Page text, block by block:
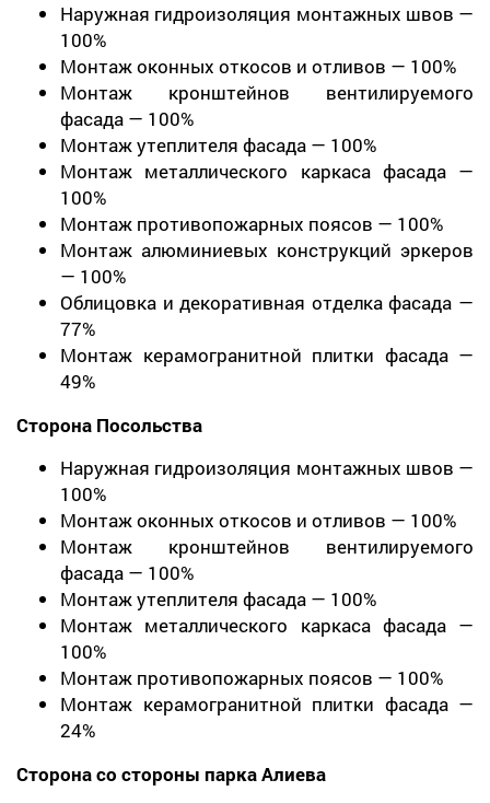
Наружная гидроизоляция монтажных швов —
100%
Монтаж оконных откосов и отливов — 100%
Монтаж кронштейнов вентилируемого
фасада — 100%
Монтаж утеплителя фасада — 100%
Монтаж металлического каркаса фасада —
100%
Монтаж противопожарных поясов — 100%
Монтаж алюминиевых конструкций эркеров
— 100%
Облицовка и декоративная отделка фасада —
77%
Монтаж керамогранитной плитки фасада —
49%
Сторона Посольства
Наружная гидроизоляция монтажных швов —
100%
Монтаж оконных откосов и отливов — 100%
Монтаж кронштейнов вентилируемого
фасада — 100%
Монтаж утеплителя фасада — 100%
Монтаж металлического каркаса фасада —
100%
Монтаж противопожарных поясов — 100%
Монтаж керамогранитной плитки фасада —
24%
Сторона со стороны парка Алиева